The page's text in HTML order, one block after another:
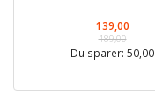
139,00
189,00
Du sparer: 50,00